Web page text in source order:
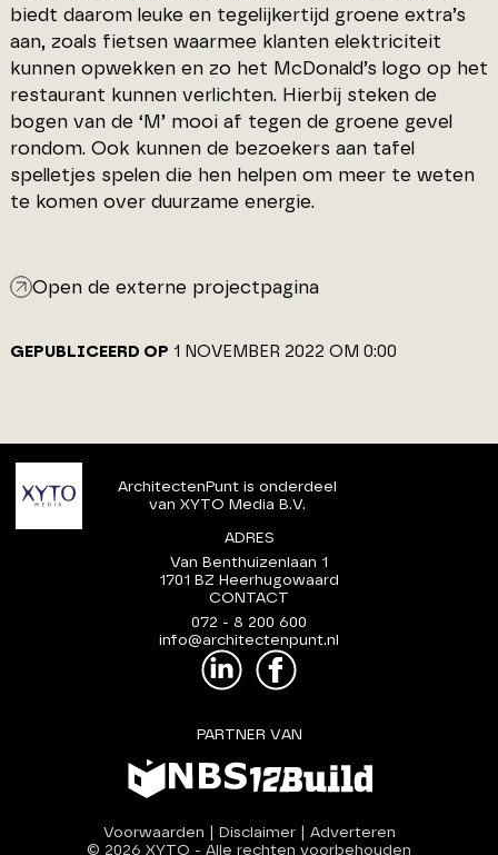
biedt daarom leuke en tegelijkertijd groene extra’s
aan, zoals fietsen waarmee klanten elektriciteit
kunnen opwekken en zo het McDonald’s logo op het
restaurant kunnen verlichten. Hierbij steken de
bogen van de ‘M’ mooi af tegen de groene gevel
rondom. Ook kunnen de bezoekers aan tafel
spelletjes spelen die hen helpen om meer te weten
te komen over duurzame energie.
Open de externe projectpagina
GEPUBLICEERD OP 1 NOVEMBER 2022 OM 0:00
ArchitectenPunt is onderdeel
van XYTO Media B.V.
ADRES
Van Benthuizenlaan 1
1701 BZ Heerhugowaard
CONTACT
072 - 8 200 600
info@architectenpunt.nl
PARTNER VAN
Voorwaarden Disclaimer| Adverteren
© 2026 XYTO - Alle rechten voorbehouden